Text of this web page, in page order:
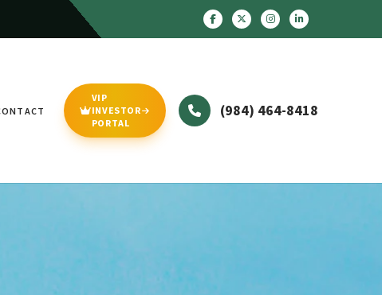
VIP
INVESTOR
PORTAL
(984) 464-8418